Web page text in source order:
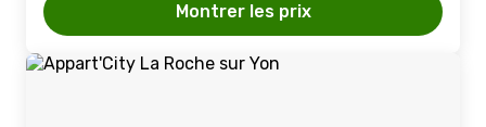
Montrer les prix